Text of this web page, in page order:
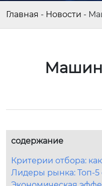
Главная - Новости -
содержание
Критерии отбора:
Лидеры рынка: Топ-